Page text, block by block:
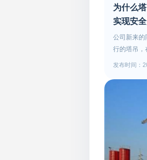
全高于一
贫我耻27.
28.安全连
30.时时注
条计 安全
心不安 人
37.效益多
忘记安全
不图省事
安42.明责
违章44.制
大胆 出了
哭流涕 不
为什么
实现安
公司新来的
行的塔吊，
底是巧合
故，还有
一下塔吊
人操作的
一个方向
大风的时
引发塔吊
件日常检查
发布时间：